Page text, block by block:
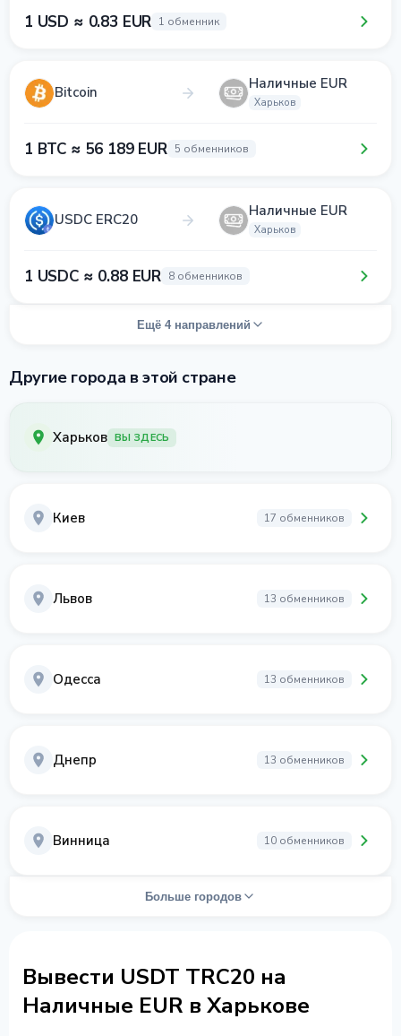
1 USD ≈ 0.83 EUR 1 обменник
Bitcoin Наличные EUR
Харьков
1 BTC ≈ 56 189 EUR 5 обменников
USDC ERC20 Наличные EUR
Харьков
1 USDC ≈ 0.88 EUR 8 обменников
Ещё 4 направлений
Другие города в этой стране
Харьков ВЫ ЗДЕСЬ
Киев 17 обменников
Львов 13 обменников
Одесса 13 обменников
Днепр 13 обменников
Винница 10 обменников
Больше городов
Вывести USDT TRC20 на
Наличные EUR в Харькове